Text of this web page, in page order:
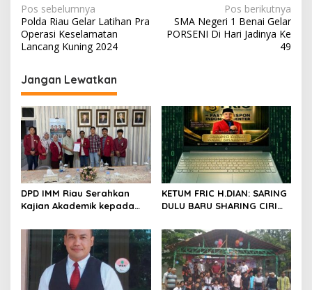
N
a
v
i
g
a
s
i
p
o
s
Pos sebelumnya
Polda Riau Gelar Latihan Pra
Operasi Keselamatan
Lancang Kuning 2024
Pos berikutnya
SMA Negeri 1 Benai Gelar
PORSENI Di Hari Jadinya Ke
49
Jangan Lewatkan
DPD IMM Riau Serahkan
Kajian Akademik kepada
Keadilan bagi Provinsi Riau
KETUM FRIC H.DIAN: SARING
DULU BARU SHARING CIRI
SOSIAL